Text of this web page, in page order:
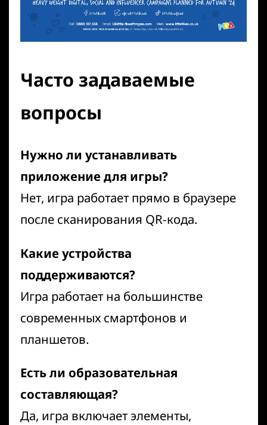
Часто задаваемые
вопросы
Нужно ли устанавливать
приложение для игры?
Нет, игра работает прямо в браузере
после сканирования QR-кода.
Какие устройства
поддерживаются?
Игра работает на большинстве
современных смартфонов и
планшетов.
Есть ли образовательная
составляющая?
Да, игра включает элементы,